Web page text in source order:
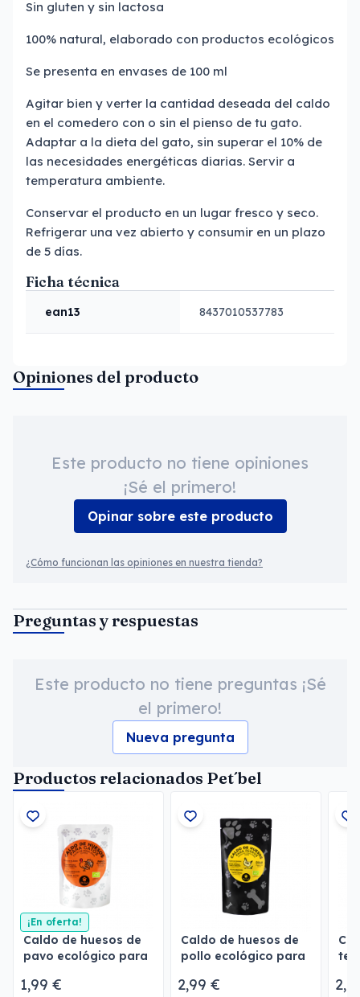
Sin gluten y sin lactosa
100% natural, elaborado con productos ecológicos
Se presenta en envases de 100 ml
Agitar bien y verter la cantidad deseada del caldo
en el comedero con o sin el pienso de tu gato.
Adaptar a la dieta del gato, sin superar el 10% de
las necesidades energéticas diarias. Servir a
temperatura ambiente.
Conservar el producto en un lugar fresco y seco.
Refrigerar una vez abierto y consumir en un plazo
de 5 días.
Ficha técnica
ean13 8437010537783
Opiniones del producto
Este producto no tiene opiniones
¡Sé el primero!
Opinar sobre este producto
¿Cómo funcionan las opiniones en nuestra tienda?
Preguntas y respuestas
Este producto no tiene preguntas ¡Sé
el primero!
Nueva pregunta
Productos relacionados Pet´bel
¡En oferta!
Caldo de huesos de
pavo ecológico para
1,99 €
Caldo de huesos de
pollo ecológico para
2,99 €